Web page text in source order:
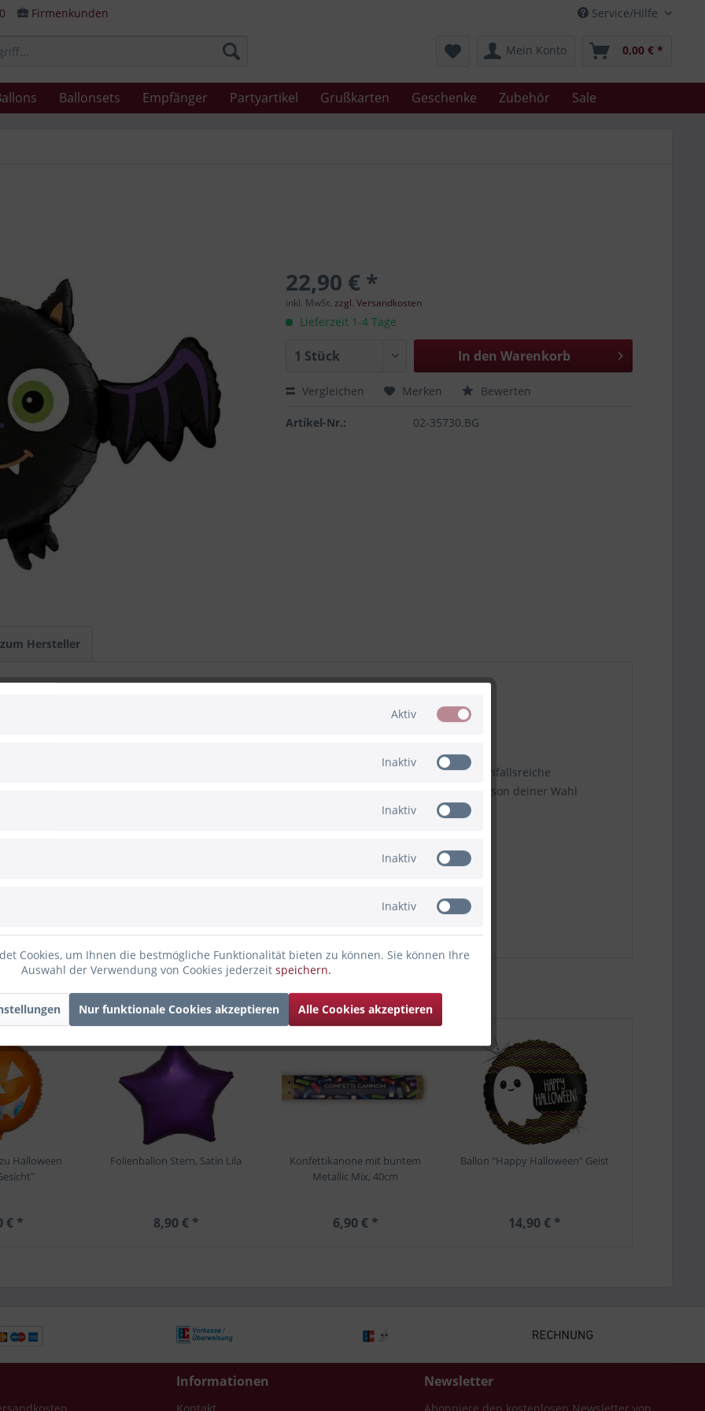
Service/Hilfe
Firmenkunden
Mein Konto 0,00 € *
Ballonsets Empfänger Partyartikel Grußkarten Geschenke Zubehör Sale
22,90 € *
inkl. MwSt.zzgl. Versandkosten
Lieferzeit 1-4 Tage
In den Warenkorb
Vergleichen Merken Bewerten
Artikel-Nr.: 02-35730.BG
Hersteller
ist dieser
. Auch als einfallsreiche
ist er ideal. In einem hübschen weißen Karton wird die
direkt an die Person deiner Wahl
Fledermaus auf und sorgt sofort für eine tolle Atmosphäre.
Halloween
€ *
Folienballon Stern, Satin Lila
8,90 € *
Konfettikanone mit buntem
Metallic Mix, 40cm
6,90 € *
Ballon "Happy Halloween" Geist
14,90 € *
Informationen Newsletter
Aktiv
Inaktiv
Inaktiv
Inaktiv
Inaktiv
Cookies, um Ihnen die bestmögliche Funktionalität bieten zu können. Sie können Ihre
Auswahl der Verwendung von Cookies jederzeit speichern.
Nur funktionale Cookies akzeptieren Alle Cookies akzeptieren